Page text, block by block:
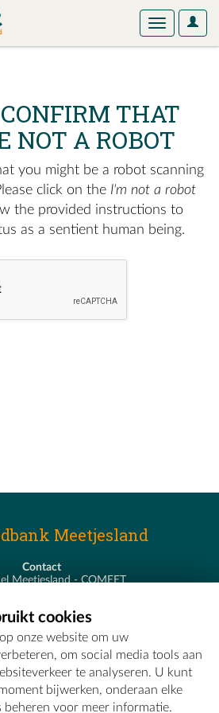
User
Toggle
THAT
NOT A ROBOT
you might be a robot scanning
click on the I'm not a robot
the provided instructions to
as a sentient human being.
Meetjesland
Contact
Meetjesland - COMEET
T - 09 373 75 96
cookies
onze website om uw
om social media tools aan
te analyseren. U kunt
bijwerken, onderaan elke
beheren voor meer informatie.